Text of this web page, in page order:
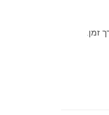
זמן.